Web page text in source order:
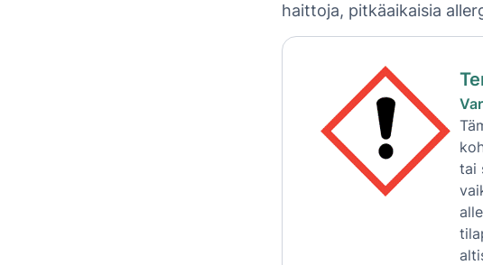
haittoja, pitkäaikaisia
tai